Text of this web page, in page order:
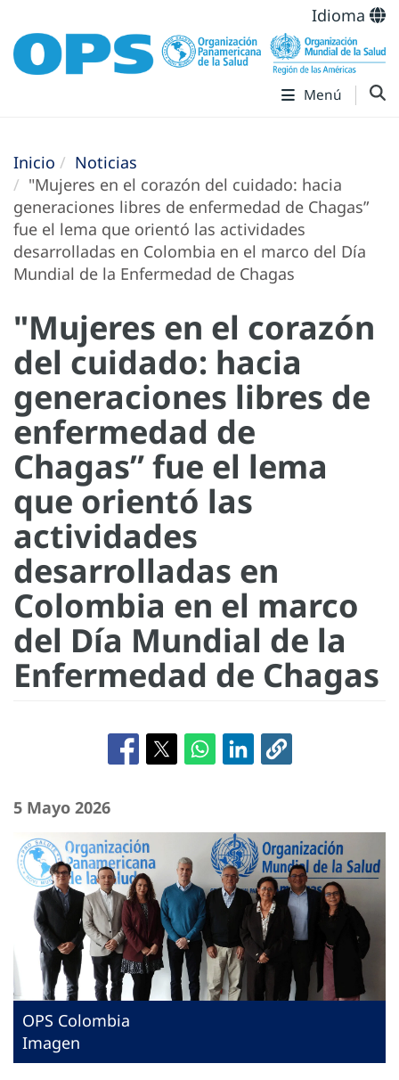
Idioma
Menú
Inicio
Noticias
"Mujeres en el corazón del cuidado: hacia
generaciones libres de enfermedad de Chagas”
fue el lema que orientó las actividades
desarrolladas en Colombia en el marco del Día
Mundial de la Enfermedad de Chagas
"Mujeres en el corazón
del cuidado: hacia
generaciones libres de
enfermedad de
Chagas” fue el lema
que orientó las
actividades
desarrolladas en
Colombia en el marco
del Día Mundial de la
Enfermedad de Chagas
5 Mayo 2026
OPS Colombia
Imagen